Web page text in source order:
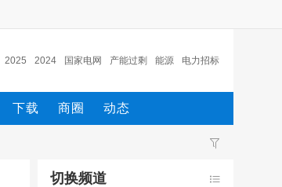
2025 2024 国家电网 产能过剩 能源 电力招标
蓄电池 电力市场监管 电力市场 绿色电力证书
下载 商圈 动态
切换频道